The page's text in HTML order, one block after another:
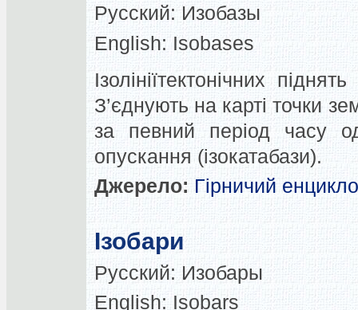
Русский: Изобазы
English: Isobases
Ізолініїтектонічних
З’єднують на карті точки
за певний період часу
опускання (ізокатабази).
Джерело: Гірничий
Ізобари
Русский: Изобары
English: Isobars